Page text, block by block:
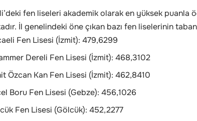
fen liseleri akademik olarak en yüksek puanla
İl genelindeki öne çıkan bazı fen liselerinin taban
Fen Lisesi (İzmit): 479,6299
Dereli Fen Lisesi (İzmit): 468,3102
Özcan Kan Fen Lisesi (İzmit): 462,8410
Boru Fen Lisesi (Gebze): 456,1026
Fen Lisesi (Gölcük): 452,2277